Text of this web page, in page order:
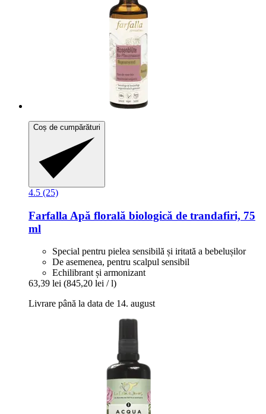
Coș de cumpărături
4.5 (25)
Farfalla Apă florală biologică de trandafiri, 75
ml
Special pentru pielea sensibilă și iritată a bebelușilor
De asemenea, pentru scalpul sensibil
Echilibrant și armonizant
63,39 lei (845,20 lei / l)
Livrare până la data de 14. august